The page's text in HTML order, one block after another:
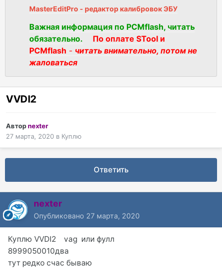
MasterEditPro - редактор калибровок ЭБУ
Важная информация по PCMflash, читать
обязательно.
По оплате STool и
PCMflash - читать внимательно, потом не
жаловаться
VVDI2
Авторnexter
27 марта, 2020 в Куплю
Ответить
nexter
Опубликовано 27 марта, 2020
Куплю VVDI2 vag или фулл
8999050010два
тут редко счас бываю